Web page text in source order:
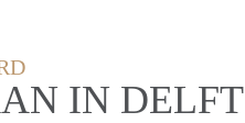
IN DELFT